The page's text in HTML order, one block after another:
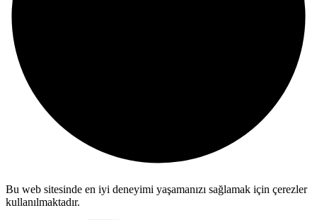
Bu web sitesinde en iyi deneyimi yaşamanızı sağlamak için çerezler
kullanılmaktadır.